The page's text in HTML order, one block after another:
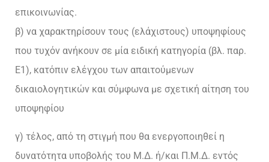
επικοινωνίας.
β) να χαρακτηρίσουν τους (ελάχιστους) υποψηφίους
που τυχόν ανήκουν σε μία ειδική κατηγορία (βλ. παρ.
Ε1), κατόπιν ελέγχου των απαιτούμενων
δικαιολογητικών και σύμφωνα με σχετική αίτηση του
υποψηφίου
γ) τέλος, από τη στιγμή που θα ενεργοποιηθεί η
δυνατότητα υποβολής του Μ.Δ. ή/και Π.Μ.Δ. εντός